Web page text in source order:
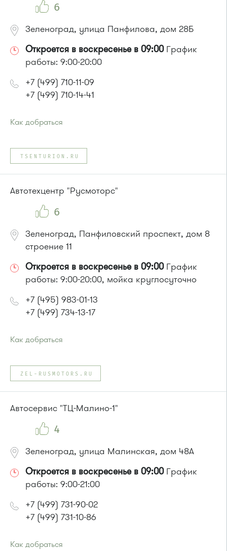
6
Зеленоград, улица Панфилова, дом 28Б
Откроется в воскресенье в 09:00График
работы: 9:00-20:00
+7 (499) 710-11-09
+7 (499) 710-14-41
Как добраться
Автобус № 5, 16, 17, 18, 20, 22.
Маршрутка № 164, 416м, 417м, 460м, 479м, 707м
или до остановки"Исторический музей":
Маршрутка № 721м
TSENTURION.RU
Автотехцентр "Русмоторс"
6
Зеленоград, Панфиловский проспект, дом 8
строение 11
Откроется в воскресенье в 09:00График
работы: 9:00-20:00, мойка круглосуточно
+7 (495) 983-01-13
+7 (499) 734-13-17
Как добраться
Автобусы № 45, 312, 377, 440.
Маршрутка № 128, 312, 377
или до остановки"41-й километр":
ZEL-RUSMOTORS.RU
Автосервис "ТЦ-Малино-1"
4
Зеленоград, улица Малинская, дом 48А
Откроется в воскресенье в 09:00График
работы: 9:00-21:00
+7 (499) 731-90-02
+7 (499) 731-10-86
Как добраться